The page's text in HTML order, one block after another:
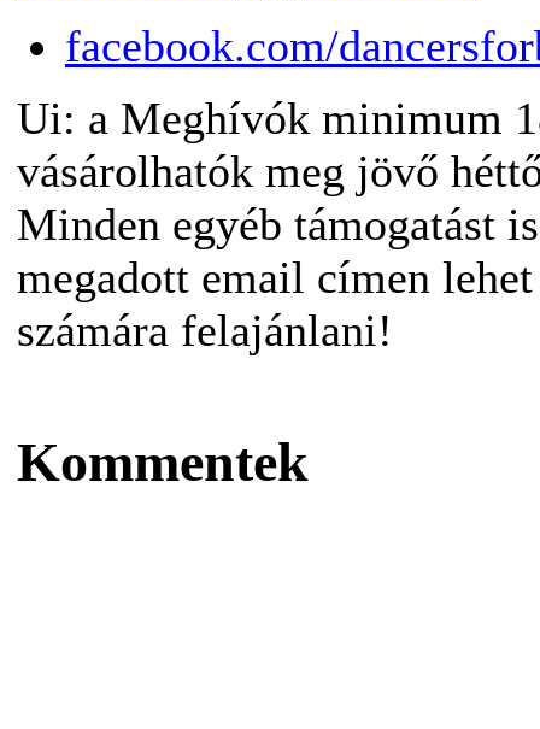
facebook.com/
Ui: a Meghívók minimum
vásárolhatók meg jövő
Minden egyéb támogatást
megadott email címen lehet
számára felajánlani!
Kommentek